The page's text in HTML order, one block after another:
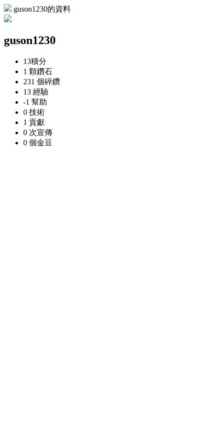
guson1230的資料
guson1230
13積分
1 顆鑽石
231 個碎鑽
13 經驗
-1 幫助
0 技術
1 貢獻
0 次宣傳
0 個金豆